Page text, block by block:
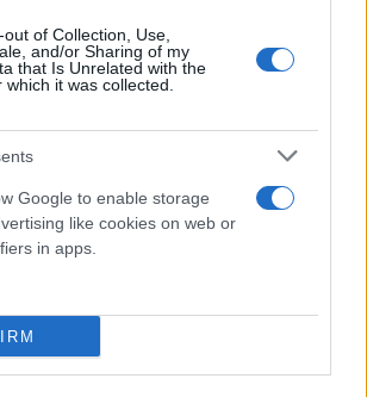
of Collection, Use,
and/or Sharing of my
that Is Unrelated with the
it was collected.
Google to enable storage
like cookies on web or
in apps.
Πώς τα βακτήρια μπορούν να